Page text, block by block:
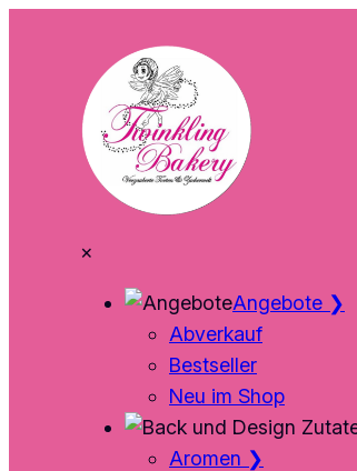
×
Angebote ❯
Abverkauf
Bestseller
Neu im Shop
Aromen ❯